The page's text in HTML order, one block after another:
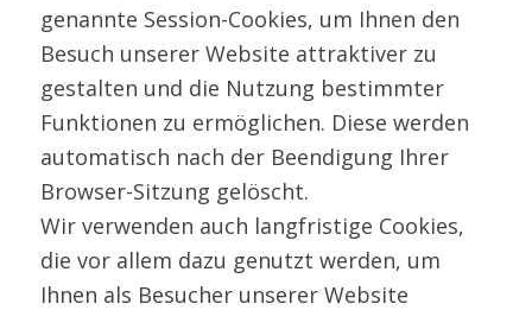
genannte Session-Cookies, um Ihnen den
Besuch unserer Website attraktiver zu
gestalten und die Nutzung bestimmter
Funktionen zu ermöglichen. Diese werden
automatisch nach der Beendigung Ihrer
Browser-Sitzung gelöscht.
Wir verwenden auch langfristige Cookies,
die vor allem dazu genutzt werden, um
Ihnen als Besucher unserer Website